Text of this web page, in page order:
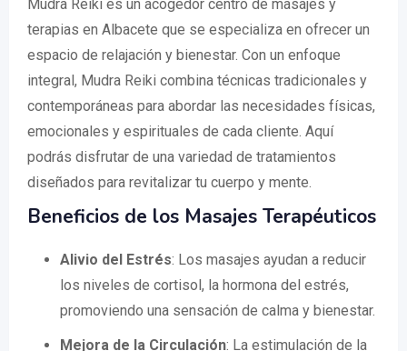
Mudra Reiki es un acogedor centro de masajes y
terapias en Albacete que se especializa en ofrecer un
espacio de relajación y bienestar. Con un enfoque
integral, Mudra Reiki combina técnicas tradicionales y
contemporáneas para abordar las necesidades físicas,
emocionales y espirituales de cada cliente. Aquí
podrás disfrutar de una variedad de tratamientos
diseñados para revitalizar tu cuerpo y mente.
Beneficios de los Masajes Terapéuticos
Alivio del Estrés: Los masajes ayudan a reducir
los niveles de cortisol, la hormona del estrés,
promoviendo una sensación de calma y bienestar.
Mejora de la Circulación: La estimulación de la